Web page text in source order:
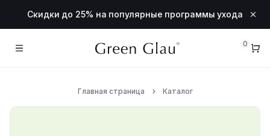
Скидки до 25% на популярные программы ухода
0
Главная страница Каталог
КОНТАКТЫ